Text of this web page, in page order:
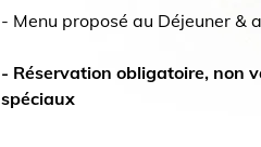
- Menu proposé au Déjeuner &
- Réservation obligatoire, non
spéciaux